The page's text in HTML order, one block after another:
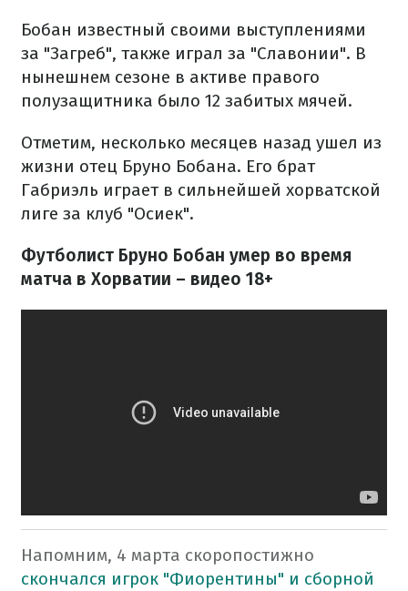
Бобан известный своими выступлениями
за "Загреб", также играл за "Славонии". В
нынешнем сезоне в активе правого
полузащитника было 12 забитых мячей.
Отметим, несколько месяцев назад ушел из
жизни отец Бруно Бобана. Его брат
Габриэль играет в сильнейшей хорватской
лиге за клуб "Осиек".
Футболист Бруно Бобан умер во время
матча в Хорватии – видео 18+
Напомним, 4 марта скоропостижно
скончался игрок "Фиорентины" и сборной